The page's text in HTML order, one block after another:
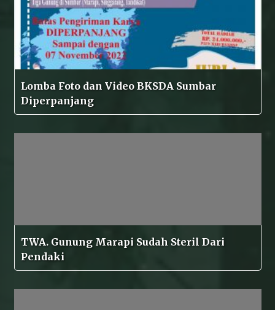
Lomba Foto dan Video BKSDA Sumbar
Diperpanjang
TWA. Gunung Marapi Sudah Steril Dari
Pendaki